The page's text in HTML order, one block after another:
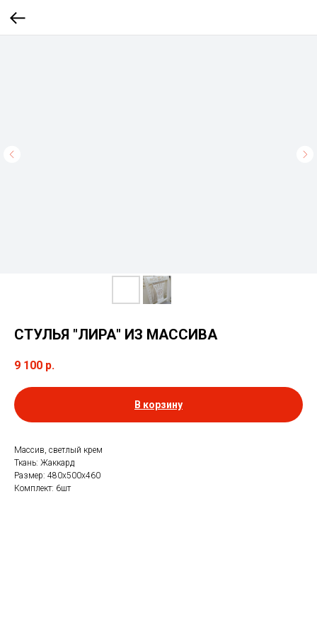
СТУЛЬЯ "ЛИРА" ИЗ МАССИВА
9 100 р.
В корзину
Массив, светлый крем
Ткань: Жаккард
Размер: 480х500х460
Комплект: 6шт